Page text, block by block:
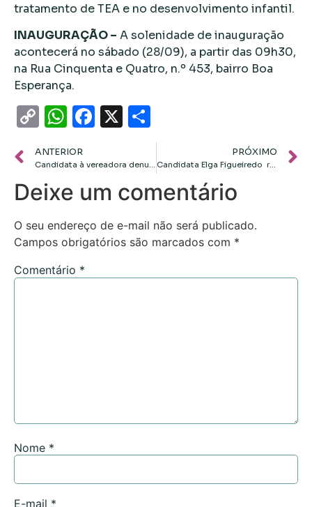
tratamento de TEA e no desenvolvimento infantil.
INAUGURAÇÃO – A solenidade de inauguração
acontecerá no sábado (28/09), a partir das 09h30,
na Rua Cinquenta e Quatro, n.º 453, bairro Boa
Esperança.
CopyWhatsApp
Facebook
X
ANTERIOR
Candidata à vereadora denuncia abandono em bairro do Grande CPA
PRÓXIMO
Candidata Elga Figueiredo reúne com moradores do Distrito da Guia em Cuiabá
Deixe um comentário
O seu endereço de e-mail não será publicado.
Campos obrigatórios são marcados com *
Comentário *
Nome *
E-mail *